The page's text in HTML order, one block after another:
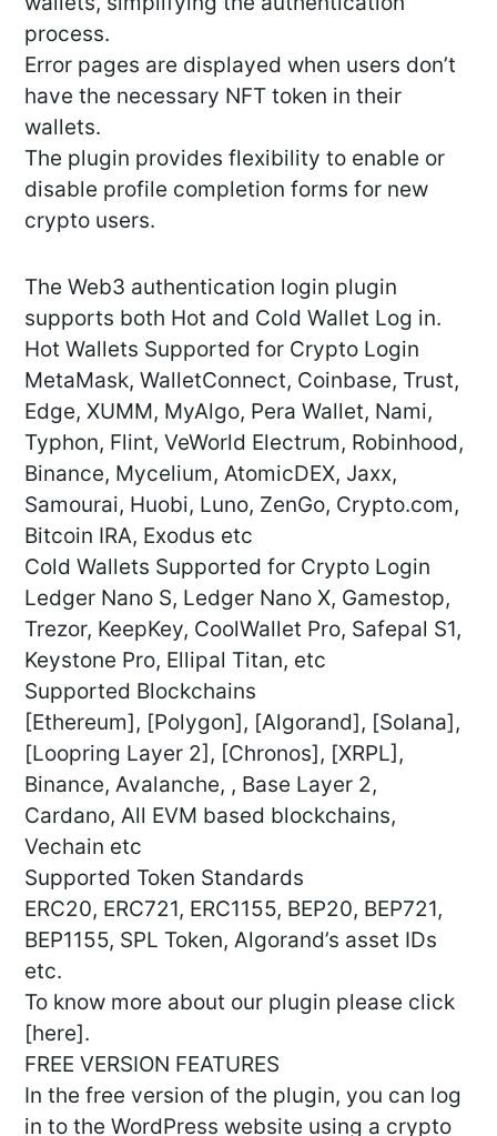
process.
Error pages are displayed when users don’t
have the necessary NFT token in their
wallets.
The plugin provides flexibility to enable or
disable profile completion forms for new
crypto users.
The Web3 authentication login plugin
supports both Hot and Cold Wallet Log in.
Hot Wallets Supported for Crypto Login
MetaMask, WalletConnect, Coinbase, Trust,
Edge, XUMM, MyAlgo, Pera Wallet, Nami,
Typhon, Flint, VeWorld Electrum, Robinhood,
Binance, Mycelium, AtomicDEX, Jaxx,
Samourai, Huobi, Luno, ZenGo, Crypto.com,
Bitcoin IRA, Exodus etc
Cold Wallets Supported for Crypto Login
Ledger Nano S, Ledger Nano X, Gamestop,
Trezor, KeepKey, CoolWallet Pro, Safepal S1,
Keystone Pro, Ellipal Titan, etc
Supported Blockchains
[Ethereum], [Polygon], [Algorand], [Solana],
[Loopring Layer 2], [Chronos], [XRPL],
Binance, Avalanche, , Base Layer 2,
Cardano, All EVM based blockchains,
Vechain etc
Supported Token Standards
ERC20, ERC721, ERC1155, BEP20, BEP721,
BEP1155, SPL Token, Algorand’s asset IDs
etc.
To know more about our plugin please click
[here].
FREE VERSION FEATURES
In the free version of the plugin, you can log
in to the WordPress website using a crypto